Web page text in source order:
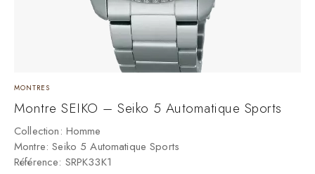
MONTRES
Montre SEIKO – Seiko 5 Automatique Sports
Collection: Homme
Montre: Seiko 5 Automatique Sports
Référence: SRPK33K1